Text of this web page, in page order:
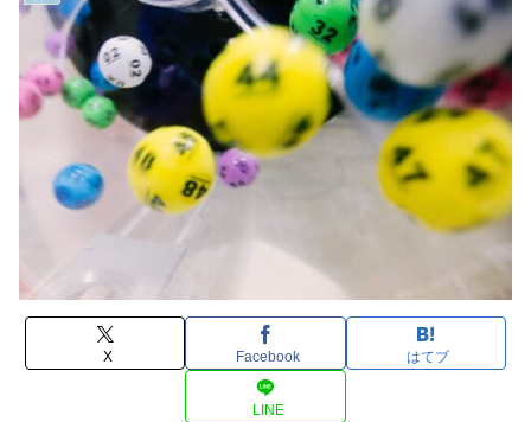
X Facebook はてブ
LINE